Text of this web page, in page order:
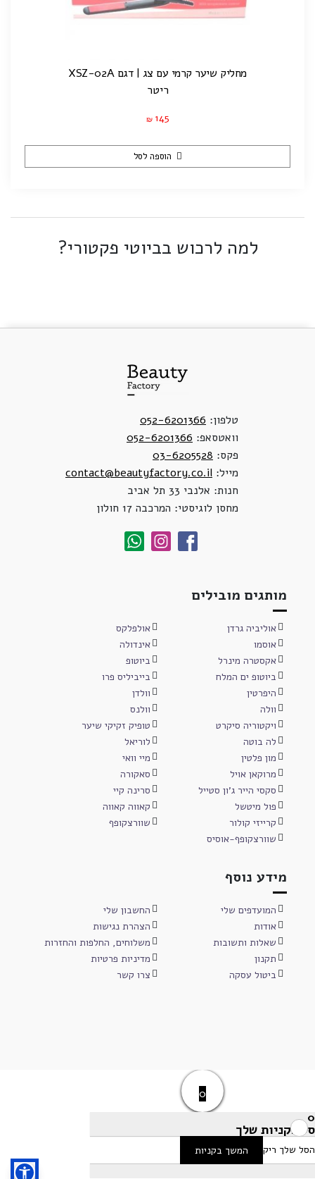
מחליק שיער קרמי עם צג | דגם XSZ-02A
ריטר
₪ 145
הוספה לסל
למה לרכוש בביוטי פקטורי?
טלפון: 052-6201366
וואטסאפ: 052-6201366
פקס: 03-6205528
מייל: contact@beautyfactory.co.il
חנות: אלנבי 33 תל אביב
מחסן לוגיסטי: המרכבה 17 חולון
מותגים מובילים
אוליביה גרדן
אולפלקס
אוסמו
אינדולה
אקסטרה מינרל
ביוטופ
ביוטופ ים המלח
בייביליס פרו
היפרטין
וולדן
וולה
וולנס
ויקטוריה סיקרט
טופיק זקיקי שיער
לה בוטה
לוריאל
מון פלטין
מיי וואי
מרוקאן אויל
סאקורה
סקסי הייר ג'ון סטייל
סרינה קיי
פול מיטשל
קאווה קאווה
קרייזי קולור
שוורצקופף
שוורצקופף-אוסיס
מידע נוסף
המועדפים שלי
החשבון שלי
אודות
הצהרת נגישות
שאלות ותשובות
משלוחים, החלפות והחזרות
תקנון
מדיניות פרטיות
ביטול עסקה
צרו קשר
0
0
סל הקניות שלך
הסל שלך ריק המשך בקניות